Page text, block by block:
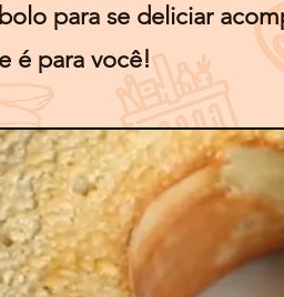
para se deliciar
é para você!